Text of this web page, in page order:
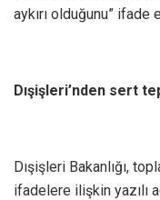
aykırı olduğunu” ifade
Dışişleri’nden sert
Dışişleri Bakanlığı,
ifadelere ilişkin yazılı